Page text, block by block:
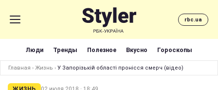
rbc.ua
Люди Тренды Полезное Вкусно Гороскопы
Главная › Жизнь › У Запорізькій області пронісся смерч (відео)